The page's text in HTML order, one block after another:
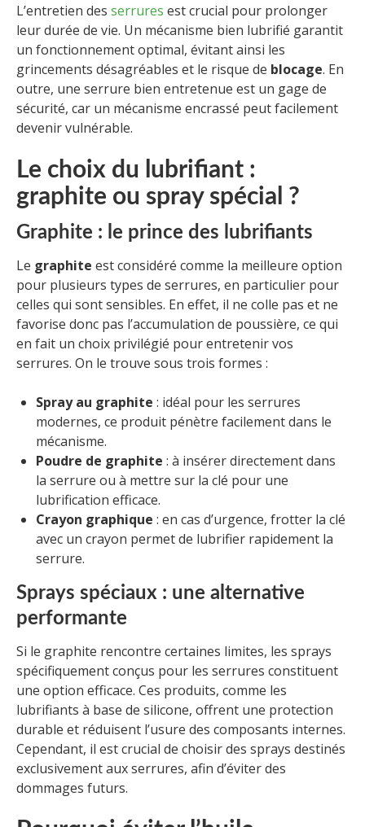
L’entretien des serrures est crucial pour prolonger
leur durée de vie. Un mécanisme bien lubrifié garantit
un fonctionnement optimal, évitant ainsi les
grincements désagréables et le risque de blocage. En
outre, une serrure bien entretenue est un gage de
sécurité, car un mécanisme encrassé peut facilement
devenir vulnérable.
Le choix du lubrifiant :
graphite ou spray spécial ?
Graphite : le prince des lubrifiants
Le graphite est considéré comme la meilleure option
pour plusieurs types de serrures, en particulier pour
celles qui sont sensibles. En effet, il ne colle pas et ne
favorise donc pas l’accumulation de poussière, ce qui
en fait un choix privilégié pour entretenir vos
serrures. On le trouve sous trois formes :
Spray au graphite : idéal pour les serrures
modernes, ce produit pénètre facilement dans le
mécanisme.
Poudre de graphite : à insérer directement dans
la serrure ou à mettre sur la clé pour une
lubrification efficace.
Crayon graphique : en cas d’urgence, frotter la clé
avec un crayon permet de lubrifier rapidement la
serrure.
Sprays spéciaux : une alternative
performante
Si le graphite rencontre certaines limites, les sprays
spécifiquement conçus pour les serrures constituent
une option efficace. Ces produits, comme les
lubrifiants à base de silicone, offrent une protection
durable et réduisent l’usure des composants internes.
Cependant, il est crucial de choisir des sprays destinés
exclusivement aux serrures, afin d’éviter des
dommages futurs.